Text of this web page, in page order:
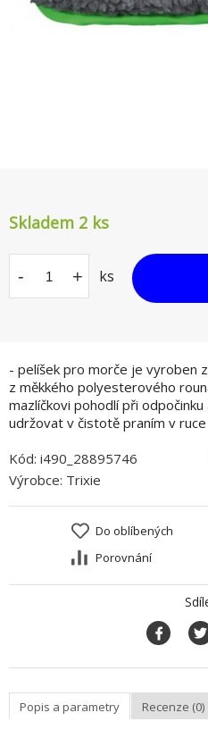
- pelíšek pro morče je vyroben
z měkkého polyesterového
mazlíčkovi pohodlí při
udržovat v čistotě praním v ruce
Skladem 2 ks
- + ks
Kód: i490_28895746
Výrobce: Trixie
Do oblíbených
Porovnání
Popis a parametry Recenze (0)